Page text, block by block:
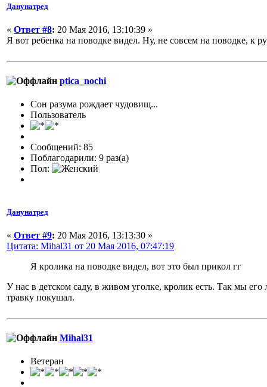
Данунатред
« Ответ #8: 20 Мая 2016, 13:10:39 »
Я вот ребенка на поводке видел. Ну, не совсем на поводке, к
ptica_nochi
Сон разума рождает чудовищ...
Пользователь
Сообщений: 85
Поблагодарили: 9 раз(а)
Пол:
Данунатред
« Ответ #9: 20 Мая 2016, 13:13:30 »
Цитата: Mihal31 от 20 Мая 2016, 07:47:19
Я кролика на поводке видел, вот это был прикол гг
У нас в детском саду, в живом уголке, кролик есть. Так мы
травку покушал.
Mihal31
Ветеран